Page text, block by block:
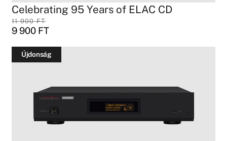
Celebrating 95 Years of ELAC CD
11 900FT
9 900 FT
Újdonság